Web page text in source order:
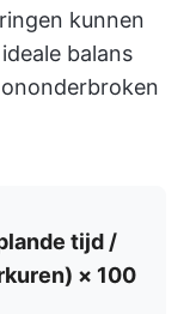
kunnen
balans
tijd /
× 100